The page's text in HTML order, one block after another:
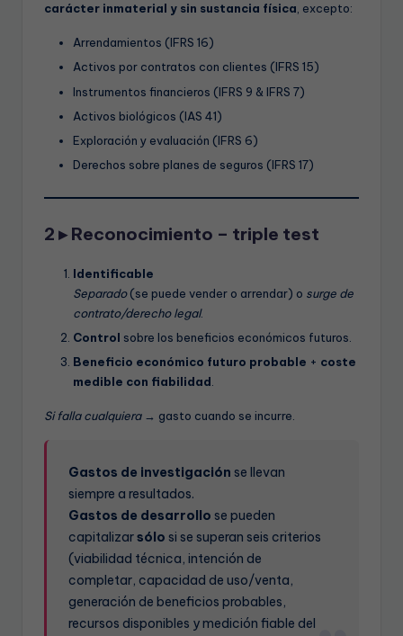
carácter inmaterial y sin sustancia física, excepto:
Arrendamientos (IFRS 16)
Activos por contratos con clientes (IFRS 15)
Instrumentos financieros (IFRS 9 & IFRS 7)
Activos biológicos (IAS 41)
Exploración y evaluación (IFRS 6)
Derechos sobre planes de seguros (IFRS 17)
2 ▸ Reconocimiento – triple test
Identificable
Separado(se puede vender o arrendar) o surge de
contrato/derecho legal.
Control sobre los beneficios económicos futuros.
Beneficio económico futuro probable + coste
medible con fiabilidad.
Si falla cualquiera→ gasto cuando se incurre.
Gastos de investigación se llevan
siempre a resultados.
Gastos de desarrollo se pueden
capitalizarsólo si se superan seis criterios
(viabilidad técnica, intención de
completar, capacidad de uso/venta,
generación de beneficios probables,
recursos disponibles y medición fiable del